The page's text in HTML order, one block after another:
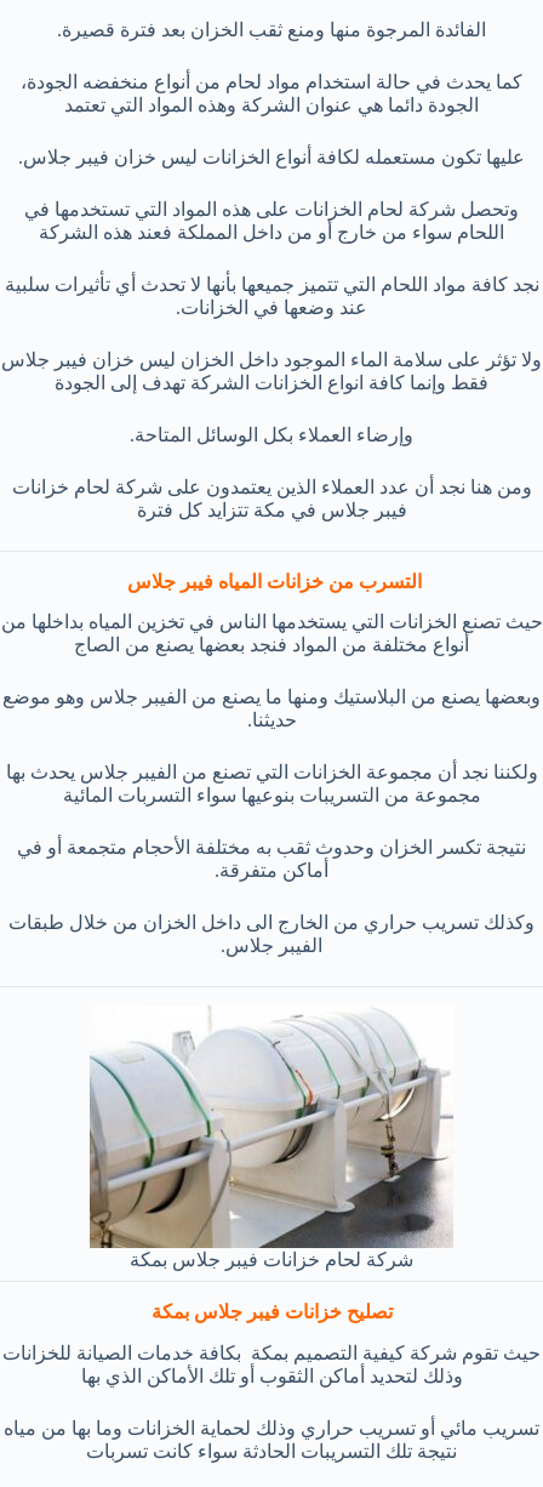
الفائدة المرجوة منها ومنع ثقب الخزان بعد فترة قصيرة.
كما يحدث في حالة استخدام مواد لحام من أنواع منخفضه الجودة،
الجودة دائما هي عنوان الشركة وهذه المواد التي تعتمد
عليها تكون مستعمله لكافة أنواع الخزانات ليس خزان فيبر جلاس.
وتحصل شركة لحام الخزانات على هذه المواد التي تستخدمها في
اللحام سواء من خارج أو من داخل المملكة فعند هذه الشركة
نجد كافة مواد اللحام التي تتميز جميعها بأنها لا تحدث أي تأثيرات سلبية
عند وضعها في الخزانات.
ولا تؤثر على سلامة الماء الموجود داخل الخزان ليس خزان فيبر جلاس
فقط وإنما كافة انواع الخزانات الشركة تهدف إلى الجودة
وإرضاء العملاء بكل الوسائل المتاحة.
ومن هنا نجد أن عدد العملاء الذين يعتمدون على شركة لحام خزانات
فيبر جلاس في مكة تتزايد كل فترة
التسرب من خزانات المياه فيبر جلاس
حيث تصنع الخزانات التي يستخدمها الناس في تخزين المياه بداخلها من
أنواع مختلفة من المواد فنجد بعضها يصنع من الصاج
وبعضها يصنع من البلاستيك ومنها ما يصنع من الفيبر جلاس وهو موضع
حديثنا.
ولكننا نجد أن مجموعة الخزانات التي تصنع من الفيبر جلاس يحدث بها
مجموعة من التسريبات بنوعيها سواء التسربات المائية
نتيجة تكسر الخزان وحدوث ثقب به مختلفة الأحجام متجمعة أو في
أماكن متفرقة.
وكذلك تسريب حراري من الخارج الى داخل الخزان من خلال طبقات
الفيبر جلاس.
شركة لحام خزانات فيبر جلاس بمكة
تصليح خزانات فيبر جلاس بمكة
حيث تقوم شركة كيفية التصميم بمكة بكافة خدمات الصيانة للخزانات
وذلك لتحديد أماكن الثقوب أو تلك الأماكن الذي بها
تسريب مائي أو تسريب حراري وذلك لحماية الخزانات وما بها من مياه
نتيجة تلك التسريبات الحادثة سواء كانت تسربات